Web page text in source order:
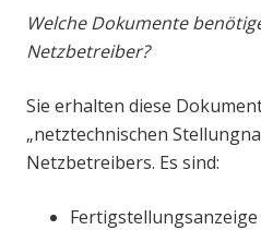
Welche Dokumente
Netzbetreiber?
Sie erhalten diese
„netztechnischen
Netzbetreibers. Es sind:
Fertigstellungsanzeige